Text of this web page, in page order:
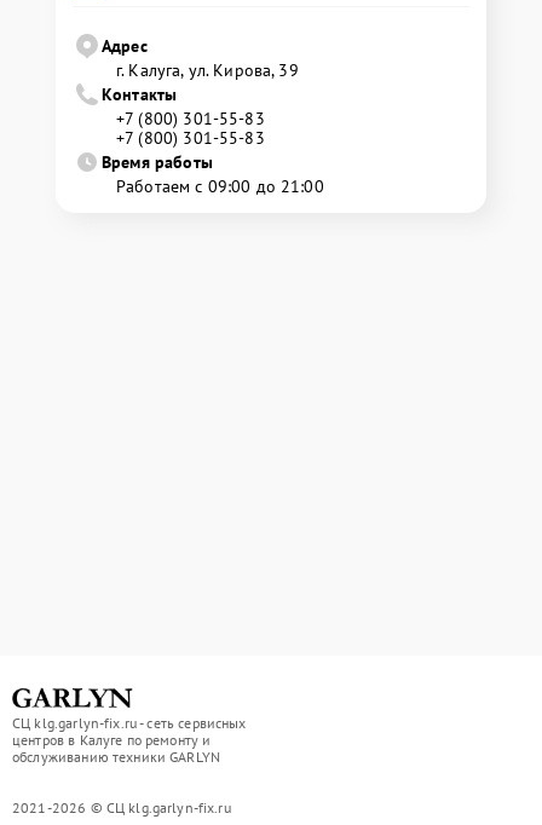
Адрес
г. Калуга, ул. Кирова, 39
Контакты
+7 (800) 301-55-83
+7 (800) 301-55-83
Время работы
Работаем с 09:00 до 21:00
СЦ klg.garlyn-fix.ru - сеть сервисных
центров в Калуге по ремонту и
обслуживанию техники GARLYN
2021-2026 © СЦ klg.garlyn-fix.ru